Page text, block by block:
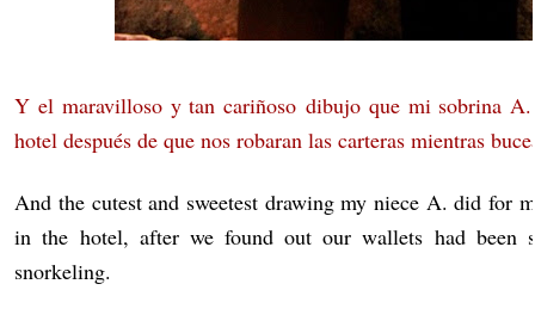
Y el maravilloso y tan cariñoso dibujo que mi sobrina
hotel después de que nos robaran las carteras mientras
And the cutest and sweetest drawing my niece A. did for
in the hotel, after we found out our wallets had been
snorkeling.